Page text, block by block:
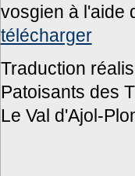
vosgien à l'aide
télécharger
Traduction
Patoisants des
Le Val d'Ajol-